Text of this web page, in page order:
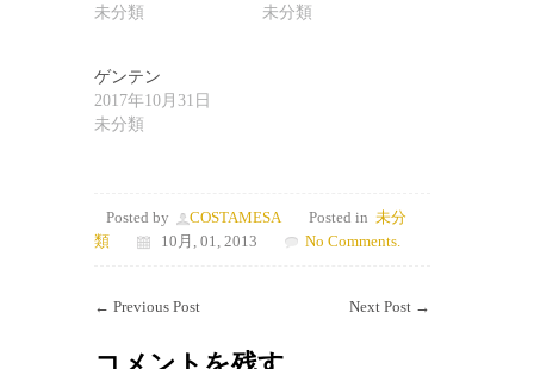
未分類
未分類
ゲンテン
2017年10月31日
未分類
Posted by COSTAMESA Posted in 未分
類
10月, 01, 2013 No Comments.
← Previous Post Next Post →